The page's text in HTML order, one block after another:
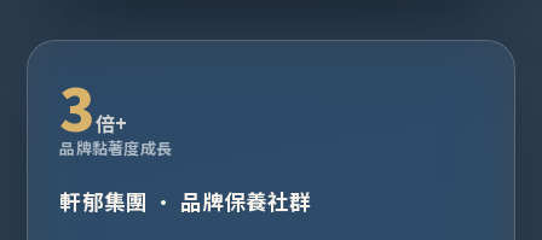
3倍+
品牌黏著度成長
軒郁集團 · 品牌保養社群